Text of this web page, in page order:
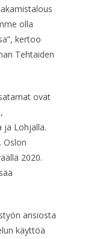
olla
kertoo
Tehtaiden
ovat
ja Lohjalla.
Oslon
2020.
ansiosta
käyttöä